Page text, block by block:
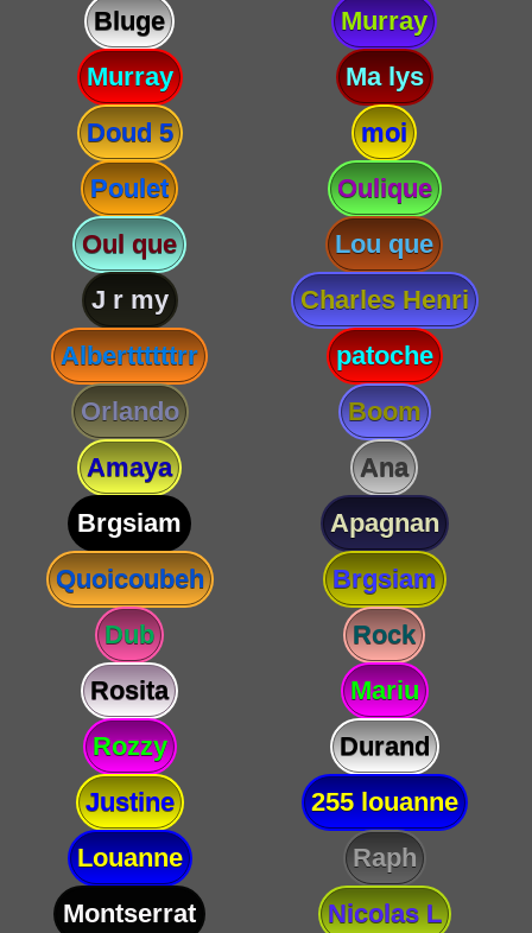
Bluge
Murray
Murray
Ma lys
Doud 5
moi
Poulet
Oulique
Oul que
Lou que
J r my
Charles Henri
Alberttttttrr
patoche
Orlando
Boom
Amaya
Ana
Brgsiam
Apagnan
Quoicoubeh
Brgsiam
Dub
Rock
Rosita
Mariu
Rozzy
Durand
Justine
255 louanne
Louanne
Raph
Montserrat
Nicolas L